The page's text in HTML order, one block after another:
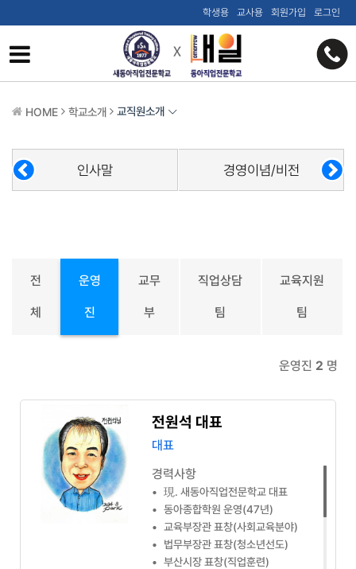
학생용 교사용 회원가입 로그인
HOME 학교소개 교직원소개
인사말 경영이념/비전
전
체
운영
진
교무
부
직업상담
팀
교육지원
팀
운영진 2 명
전원석 대표
대표
경력사항
• 現. 새동아직업전문학교 대표
• 동아종합학원 운영(47년)
• 교육부장관 표창(사회교육분야)
•
법무부장관 표창(청소년선도)
• 부산시장 표창(직업훈련)